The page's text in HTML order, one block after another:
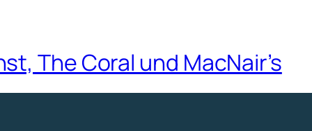
The Coral und MacNair’s